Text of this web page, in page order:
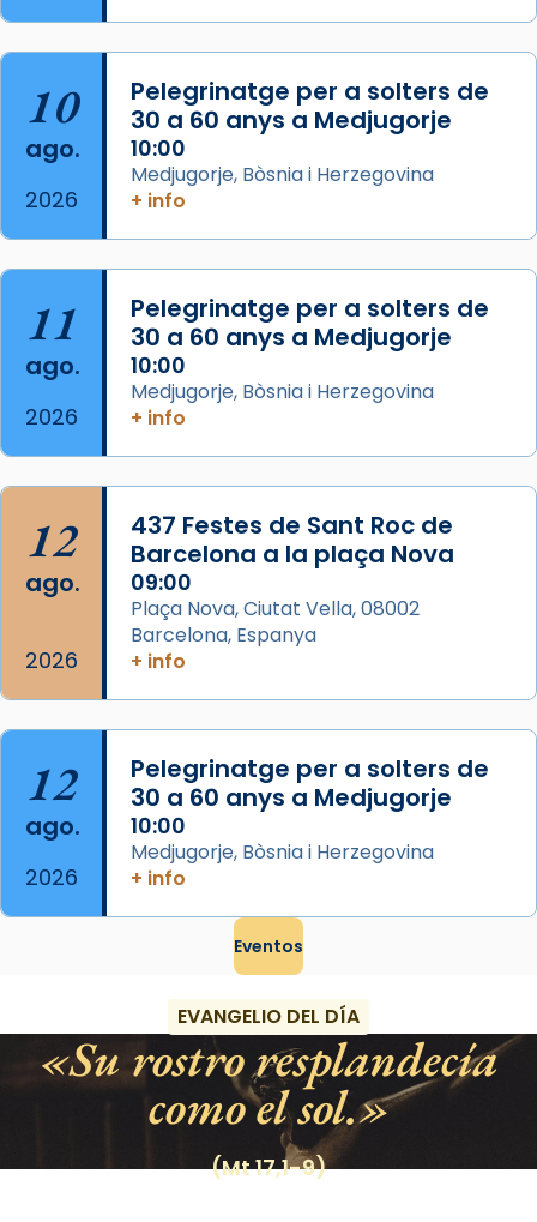
Jaume, fill de Zebedeu, és juntament amb el
seu germà Joan i Pere un dels que
acompanyava més de prop Jesús.
Segons el llibre dels Fets (12,2) fou el primer
apòstol màrtir, decapitat a Jerusalem per
Herodes Agripa (vers l'any 44).
Patró de Galícia, després de les invasions
musulmanes fou venerat com a patró dels
Regnes castellans i més tard de tota
Espanya.
View on Facebook · Share
10
ago.
2026
Pelegrinatge per a solters de
30 a 60 anys a Medjugorje
10:00
Medjugorje, Bòsnia i Herzegovina
+ info
11
ago.
2026
Pelegrinatge per a solters de
30 a 60 anys a Medjugorje
10:00
Medjugorje, Bòsnia i Herzegovina
+ info
12
ago.
2026
437 Festes de Sant Roc de
Barcelona a la plaça Nova
09:00
Plaça Nova, Ciutat Vella, 08002
Barcelona, Espanya
+ info
12
ago.
2026
Pelegrinatge per a solters de
30 a 60 anys a Medjugorje
10:00
Medjugorje, Bòsnia i Herzegovina
+ info
Eventos
EVANGELIO DEL DÍA
Su rostro resplandecía
como el sol.
(Mt 17,1-9)